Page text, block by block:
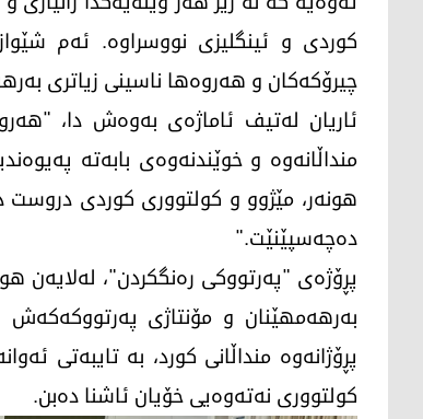
کوردی و ئینگلیزی نووسراوە. ئەم
چیرۆکەکان و هەروەها ناسینی زیاتری
ئاریان لەتیف ئاماژەی بەوەش دا،
منداڵانەوە و خوێندنەوەی بابەتە
هونەر، مێژوو و کولتووری کوردی دروست
دەچەسپێنێت."
پڕۆژەی "پەرتووکی رەنگکردن"، لەلایەن
بەرهەمهێنان و مۆنتاژی پەرتووکەکەش
پڕۆژانەوە منداڵانی کورد، بە تایبەتی
کولتووری نەتەوەیی خۆیان ئاشنا دەبن.